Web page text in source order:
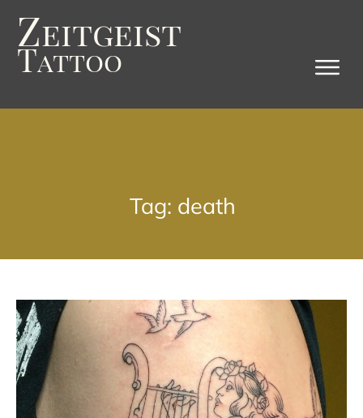
Zeitgeist
Tattoo
Tag: death